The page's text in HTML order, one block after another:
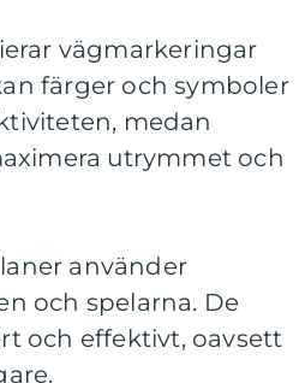
vägmarkeringar
färger och symboler
medan
utrymmet och
använder
och spelarna. De
och effektivt, oavsett